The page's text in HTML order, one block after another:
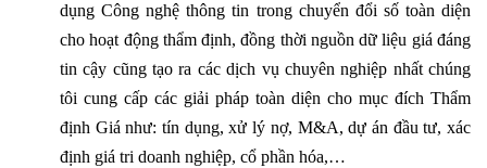
dụng Công nghệ thông tin trong chuyển đổi số toàn diện
cho hoạt động thẩm định, đồng thời nguồn dữ liệu giá đáng
tin cậy cũng tạo ra các dịch vụ chuyên nghiệp nhất chúng
tôi cung cấp các giải pháp toàn diện cho mục đích Thẩm
định Giá như: tín dụng, xử lý nợ, M&A, dự án đầu tư, xác
định giá tri doanh nghiệp, cổ phần hóa,…